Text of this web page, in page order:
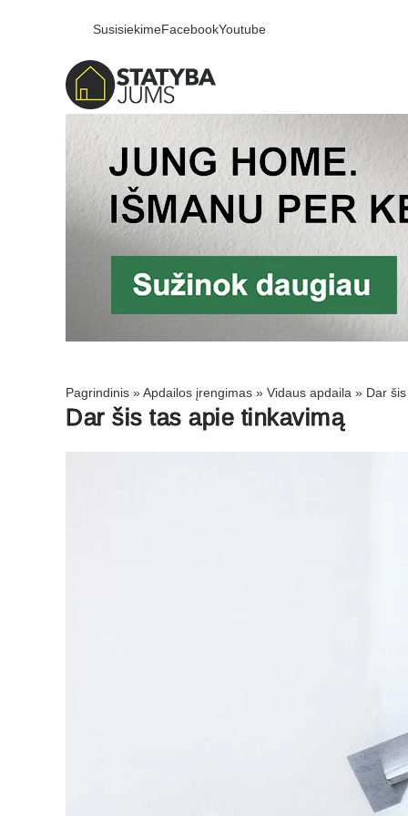
SusisiekimeFacebookYoutube
Pagrindinis »Apdailos įrengimas » Vidaus apdaila » Dar
Dar šis tas apie tinkavimą